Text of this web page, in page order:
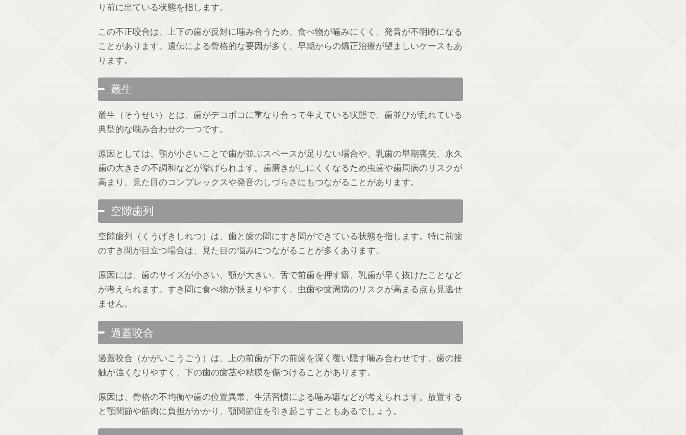
り前に出ている状態を指します。
この不正咬合は、上下の歯が反対に噛み合うため、食べ物が噛みにくく、発音が不明瞭になる
ことがあります。遺伝による骨格的な要因が多く、早期からの矯正治療が望ましいケースもあ
ります。
叢生
叢生（そうせい）とは、歯がデコボコに重なり合って生えている状態で、歯並びが乱れている
典型的な噛み合わせの一つです。
原因としては、顎が小さいことで歯が並ぶスペースが足りない場合や、乳歯の早期喪失、永久
歯の大きさの不調和などが挙げられます。歯磨きがしにくくなるため虫歯や歯周病のリスクが
高まり、見た目のコンプレックスや発音のしづらさにもつながることがあります。
空隙歯列
空隙歯列（くうげきしれつ）は、歯と歯の間にすき間ができている状態を指します。特に前歯
のすき間が目立つ場合は、見た目の悩みにつながることが多くあります。
原因には、歯のサイズが小さい、顎が大きい、舌で前歯を押す癖、乳歯が早く抜けたことなど
が考えられます。すき間に食べ物が挟まりやすく、虫歯や歯周病のリスクが高まる点も見逃せ
ません。
過蓋咬合
過蓋咬合（かがいこうごう）は、上の前歯が下の前歯を深く覆い隠す噛み合わせです。歯の接
触が強くなりやすく、下の歯の歯茎や粘膜を傷つけることがあります。
原因は、骨格の不均衡や歯の位置異常、生活習慣による噛み癖などが考えられます。放置する
と顎関節や筋肉に負担がかかり、顎関節症を引き起こすこともあるでしょう。